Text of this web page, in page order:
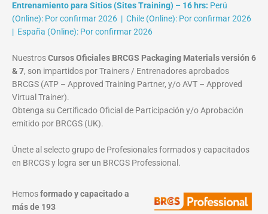
Entrenamiento para Sitios (Sites Training) – 16 hrs: Perú
(Online): Por confirmar 2026 | Chile (Online): Por confirmar 2026
| España (Online): Por confirmar 2026
NuestrosCursos Oficiales BRCGS Packaging Materials versión 6
& 7, son impartidos por Trainers / Entrenadores aprobados
BRCGS (ATP – Approved Training Partner, y/o AVT – Approved
Virtual Trainer).
Obtenga su Certificado Oficial de Participación y/o Aprobación
emitido por BRCGS (UK).
Únete al selecto grupo de Profesionales formados y capacitados
en BRCGS y logra ser un BRCGS Professional.
Hemosformado y capacitado a
más de 193